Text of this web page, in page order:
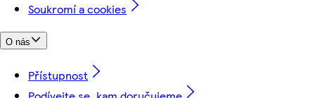
Soukromí a cookies
O nás
Přístupnost